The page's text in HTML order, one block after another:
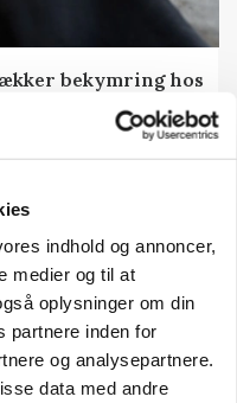
indhold og annoncer,
medier og til at
oplysninger om din
partnere inden for
og analysepartnere.
data med andre
bekymring hos